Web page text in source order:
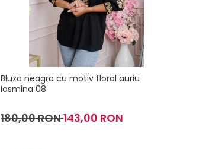
Bluza neagra cu motiv floral auriu
Iasmina 08
180,00 RON143,00 RON